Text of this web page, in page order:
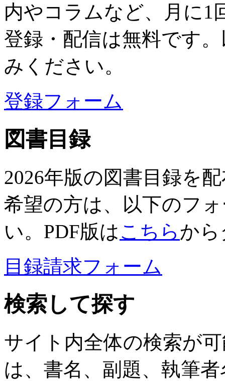
内やコラムなど、月に1
登録・配信は無料です
みください。
登録フォーム
図書目録
2026年版の図書目録を
希望の方は、以下のフ
い。PDF版はこちらか
目録請求フォーム
検索して探す
サイト内全体の検索が
は、書名、副題、執筆